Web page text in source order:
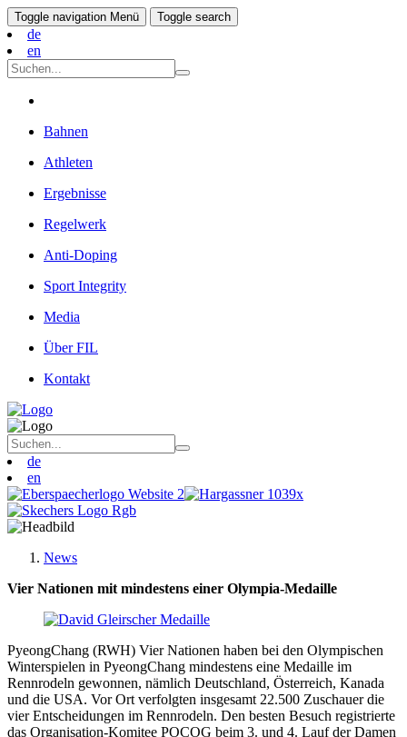
Toggle navigation Menü Toggle search
de
en
Bahnen
Athleten
Ergebnisse
Regelwerk
Anti-Doping
Sport Integrity
Media
Über FIL
Kontakt
de
en
News
Vier Nationen mit mindestens einer Olympia-Medaille
PyeongChang (RWH) Vier Nationen haben bei den Olympischen
Winterspielen in PyeongChang mindestens eine Medaille im
Rennrodeln gewonnen, nämlich Deutschland, Österreich, Kanada
und die USA. Vor Ort verfolgten insgesamt 22.500 Zuschauer die
vier Entscheidungen im Rennrodeln. Den besten Besuch registrierte
das Organisation-Komitee POCOG beim 3. und 4. Lauf der Damen